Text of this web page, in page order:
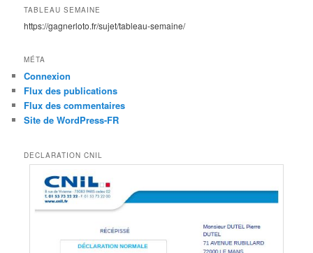
TABLEAU SEMAINE
https://gagnerloto.fr/sujet/tableau-semaine/
MÉTA
Connexion
Flux des publications
Flux des commentaires
Site de WordPress-FR
DECLARATION CNIL